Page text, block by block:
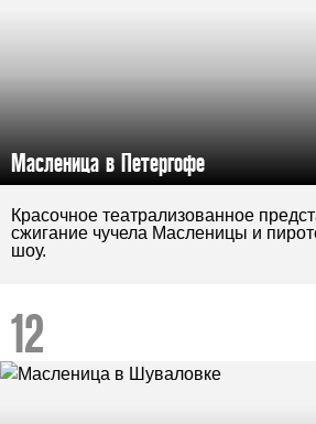
Масленица в Петергофе
Красочное театрализованное
сжигание чучела Масленицы и
шоу.